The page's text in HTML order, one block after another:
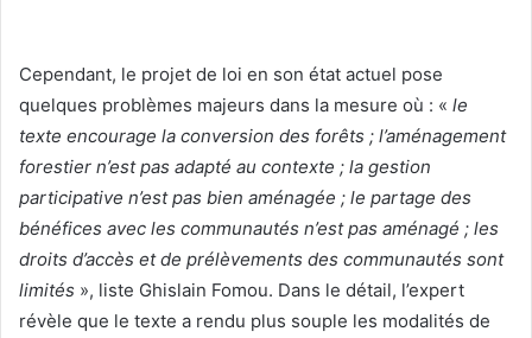
Cependant, le projet de loi en son état actuel pose
quelques problèmes majeurs dans la mesure où : « le
texte encourage la conversion des forêts ; l’aménagement
forestier n’est pas adapté au contexte ; la gestion
participative n’est pas bien aménagée ; le partage des
bénéfices avec les communautés n’est pas aménagé ; les
droits d’accès et de prélèvements des communautés sont
limités », liste Ghislain Fomou. Dans le détail, l’expert
révèle que le texte a rendu plus souple les modalités de